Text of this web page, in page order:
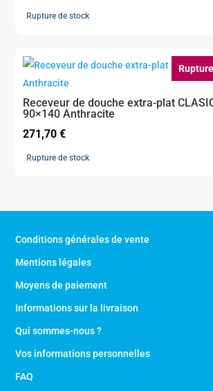
Rupture de stock
Receveur de douche extra-plat
90×140 Anthracite
271,70€
Rupture de stock
Conditions générales de vente
Mentions légales
Moyens de paiement
Informations sur la livraison
Qui sommes-nous ?
Vos informations personnelles
FAQ